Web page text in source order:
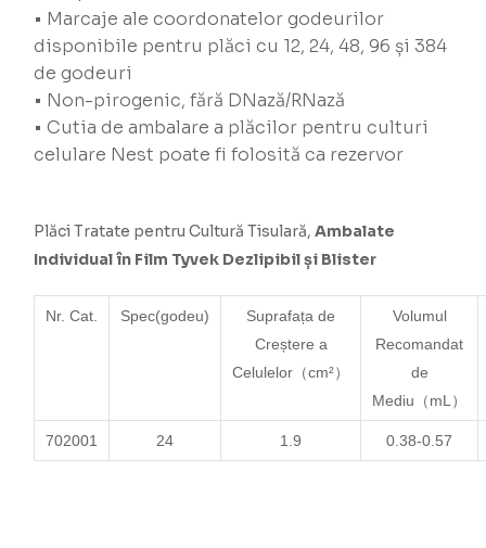
• Marcaje ale coordonatelor godeurilor
disponibile pentru plăci cu 12, 24, 48, 96 și 384
de godeuri
• Non-pirogenic, fără DNază/RNază
• Cutia de ambalare a plăcilor pentru culturi
celulare Nest poate fi folosită ca rezervor
Plăci Tratate pentru Cultură Tisulară,Ambalate
Individual în Film Tyvek Dezlipibil și Blister
Nr. Cat. Spec(godeu)
Suprafața de
Creștere a
Celulelor （cm²）
Volumul
Recomandat
de
Mediu（mL）
702001 24 1.9 0.38-0.57